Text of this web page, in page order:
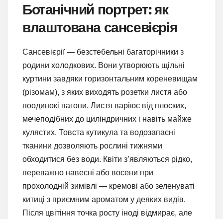
Ботанічний портрет: як
влаштована сансевієрія
Сансевієрії — безстебельні багаторічники з
родини холодкових. Вони утворюють щільні
куртини завдяки горизонтальним кореневищам
(різомам), з яких виходять розетки листя або
поодинокі пагони. Листя варіює від плоских,
мечеподібних до циліндричних і навіть майже
кулястих. Товста кутикула та водозапасні
тканини дозволяють рослині тижнями
обходитися без води. Квіти з’являються рідко,
переважно навесні або восени при
прохолодній зимівлі — кремові або зеленуваті
китиці з приємним ароматом у деяких видів.
Після цвітіння точка росту іноді відмирає, але